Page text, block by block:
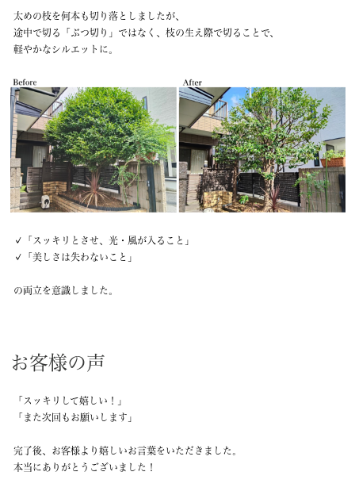
太めの枝を何本も切り落としましたが、
途中で切る「ぶつ切り」ではなく、枝の生え際で切ることで、
軽やかなシルエットに。
✓「スッキリとさせ、光・風が入ること」
✓「美しさは失わないこと」
の両立を意識しました。
お客様の声
「スッキリして嬉しい！」
「また次回もお願いします」
完了後、お客様より嬉しいお言葉をいただきました。
本当にありがとうございました！